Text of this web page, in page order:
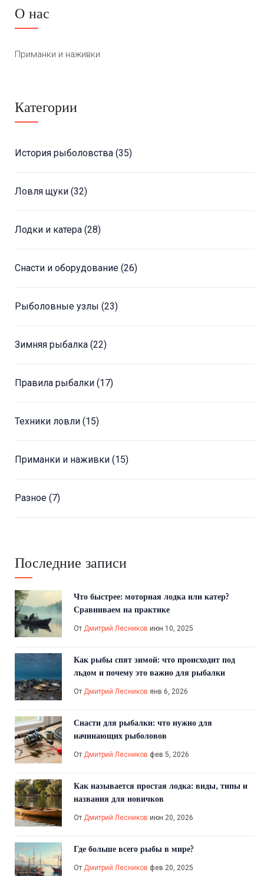
О нас
Приманки и наживки
Категории
История рыболовства (35)
Ловля щуки (32)
Лодки и катера (28)
Снасти и оборудование (26)
Рыболовные узлы (23)
Зимняя рыбалка (22)
Правила рыбалки (17)
Техники ловли (15)
Приманки и наживки (15)
Разное (7)
Последние записи
Что быстрее: моторная лодка или катер?
Сравниваем на практике
От Дмитрий Лесников июн 10, 2025
Как рыбы спят зимой: что происходит под
льдом и почему это важно для рыбалки
От Дмитрий Лесников янв 6, 2026
Снасти для рыбалки: что нужно для
начинающих рыболовов
От Дмитрий Лесников фев 5, 2026
Как называется простая лодка: виды, типы и
названия для новичков
От Дмитрий Лесников июн 20, 2026
Где больше всего рыбы в мире?
От Дмитрий Лесников фев 20, 2025